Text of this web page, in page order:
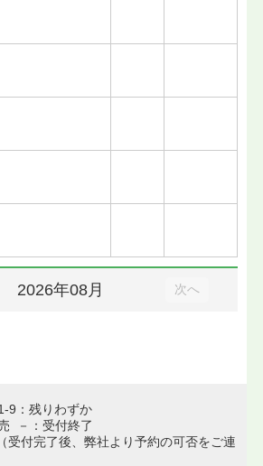
2026年08月 次へ
9：残りわずか
－：受付終了
付完了後、弊社より予約の可否をご連